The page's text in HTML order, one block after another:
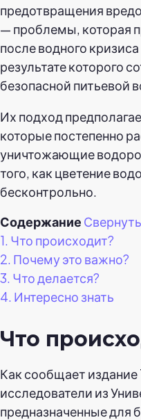
предотвращения
— проблемы, которая
после водного
результате которого
безопасной питьевой
Их подход
которые постепенно
уничтожающие
того, как цветение
бесконтрольно.
Содержание Свернуть
1. Что происходит?
2. Почему это важно?
3. Что делается?
4. Интересно знать
Что
Как сообщает
исследователи из
предназначенные для